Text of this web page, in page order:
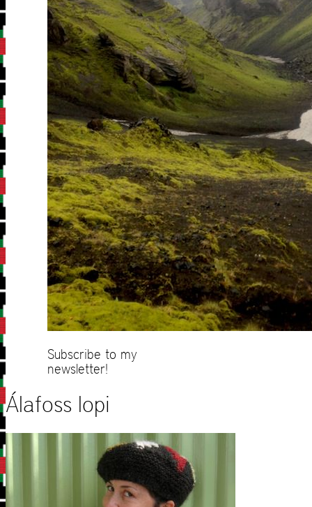
Subscribe to my
newsletter!
Álafoss lopi